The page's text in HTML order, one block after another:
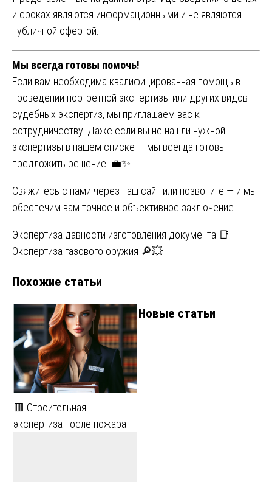
и сроках являются информационными и не являются
публичной офертой.
Мы всегда готовы помочь!
Если вам необходима квалифицированная помощь в
проведении портретной экспертизы или других видов
судебных экспертиз, мы приглашаем вас к
сотрудничеству. Даже если вы не нашли нужной
экспертизы в нашем списке — мы всегда готовы
предложить решение! 💼✨
Свяжитесь с нами через наш сайт или позвоните — и мы
обеспечим вам точное и объективное заключение.
Навигация
записям
Экспертиза давности изготовления документа 📑
Экспертиза газового оружия 🔎💥
Похожие статьи
🟥 Строительная
экспертиза после пожара
Новые статьи